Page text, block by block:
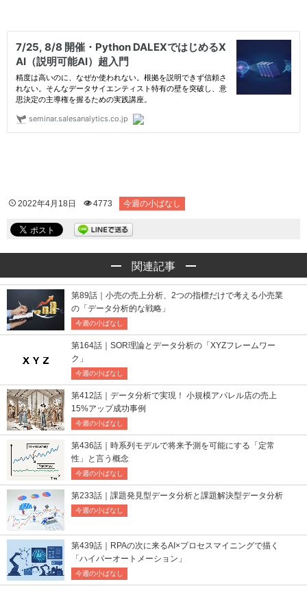
2022年4月18日 4773 今週の小ばなし
関連記事
第89話｜小売の売上分析、2つの指標だけで考える小売業
の「データ分析的な戦略」
今週の小ばなし
第164話｜SOR理論とデータ分析の「XYZフレームワー
ク」
今週の小ばなし
第412話｜データ分析で実現！ 小規模アパレル店の売上
15%アップ成功事例
今週の小ばなし
第436話｜時系列モデルで将来予測を可能にする「定常
性」と言う概念
今週の小ばなし
第233話｜課題発見型データ分析と課題解決型データ分析
今週の小ばなし
第439話｜RPAの次に来るAI×プロセスマイニングで描く
「ハイパーオートメーション」
今週の小ばなし